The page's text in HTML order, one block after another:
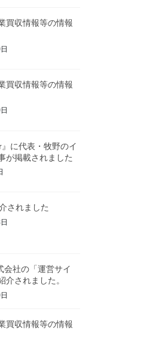
買収情報等の情報
買収情報等の情報
』に代表・牧野のイ
が掲載されました
されました
会社の「運営サイ
介されました。
買収情報等の情報